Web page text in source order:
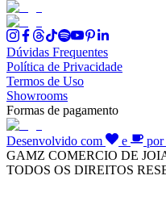
Dúvidas Frequentes
Política de Privacidade
Termos de Uso
Showrooms
Formas de pagamento
Desenvolvido com e
GAMZ COMERCIO DE
TODOS OS DIREITOS